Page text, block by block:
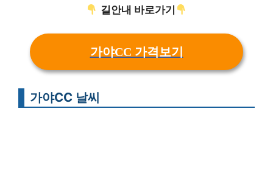
길안내 바로가기
가야CC 가격보기
가야CC 날씨